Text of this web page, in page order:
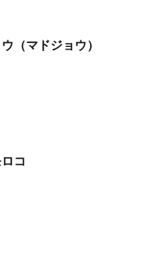
（マドジョウ）
コ